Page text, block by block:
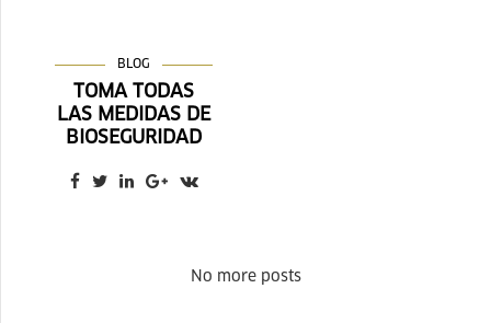
BLOG
TOMA TODAS
LAS MEDIDAS DE
BIOSEGURIDAD
No more posts